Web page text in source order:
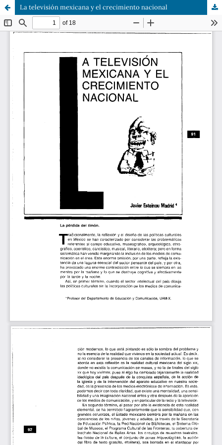
La televisión mexicana y el crecimiento nacional